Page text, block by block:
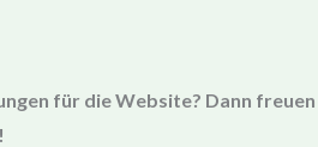
für die Website? Dann freuen